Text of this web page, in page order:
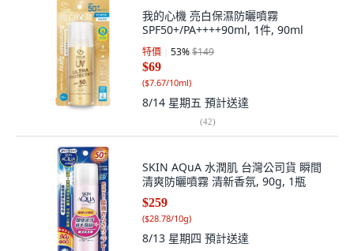
我的心機 亮白保濕防曬噴霧
SPF50+/PA++++90ml, 1件, 90ml
特價 53%$149
$69
($7.67/10ml)
8/14 星期五 預計送達
(42)
SKIN AQuA 水潤肌 台灣公司貨 瞬間
清爽防曬噴霧 清新香氛, 90g, 1瓶
$259
($28.78/10g)
8/13 星期四 預計送達